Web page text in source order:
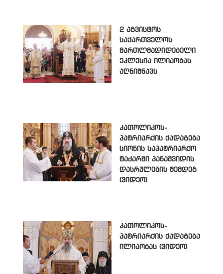
2 აგვისტოს
საქართველოს
მართლმადიდებელი
ეკლესია ილიაობას
აღნიშნავს
კათოლიკოს-
პატრიარქის ქადაგება
სიონის საპატრიარქო
ტაძარში პანაშვიდის
დასრულების შემდეგ
(ვიდეო)
კათოლიკოს-
პატრიარქის ქადაგება
ილიაობას (ვიდეო)